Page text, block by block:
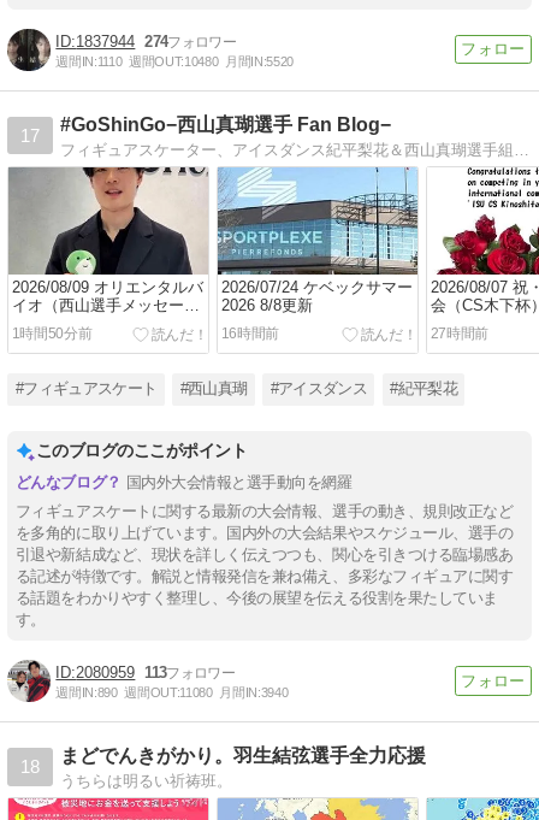
1837944 274
週間IN:1110 週間OUT:10480 月間IN:5520
17
#GoShinGo−西山真瑚選手 Fan Blog−
2026/08/09 オリエンタルバ
イオ（西山選手メッセー
ジ）
1時間50分前
2026/07/24 ケベックサマー
2026 8/8更新
16時間前
2026/08/07 祝
会（CS木下杯
27時間前
#フィギュアスケート #西山真瑚 #アイスダンス #紀平梨花
このブログのここがポイント
国内外大会情報と選手動向を網羅
フィギュアスケートに関する最新の大会情報、選手の動き、規則改正など
を多角的に取り上げています。国内外の大会結果やスケジュール、選手の
引退や新結成など、現状を詳しく伝えつつも、関心を引きつける臨場感あ
る記述が特徴です。解説と情報発信を兼ね備え、多彩なフィギュアに関す
る話題をわかりやすく整理し、今後の展望を伝える役割を果たしていま
す。
2080959 113
週間IN:890 週間OUT:11080 月間IN:3940
18
まどでんきがかり。羽生結弦選手全力応援
うちらは明るい祈祷班。